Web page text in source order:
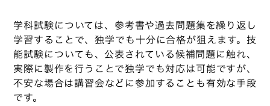
学科試験については、参考書や過去問題集を繰り返し
学習することで、独学でも十分に合格が狙えます。技
能試験についても、公表されている候補問題に触れ、
実際に製作を行うことで独学でも対応は可能ですが、
不安な場合は講習会などに参加することも有効な手段
です。